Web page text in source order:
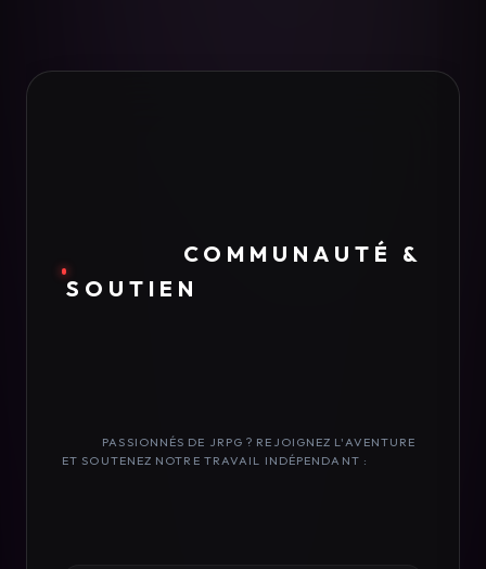
SOUTIEN
ET SOUTENEZ NOTRE TRAVAIL INDÉPENDANT :